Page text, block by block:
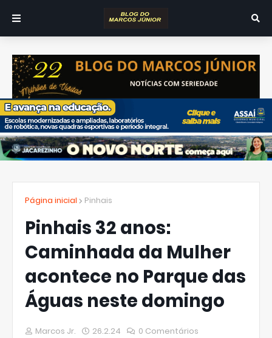
Página inicial Pinhais
Pinhais 32 anos:
Caminhada da Mulher
acontece no Parque das
Águas neste domingo
Marcos Jr. 26.2.24 0 Comentários